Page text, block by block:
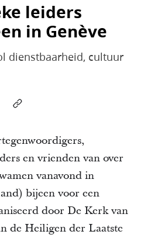
leiders
in Genève
dienstbaarheid, cultuur
en vrienden van over
vanavond in
bijeen voor een
door De Kerk van
de Heiligen der Laatste